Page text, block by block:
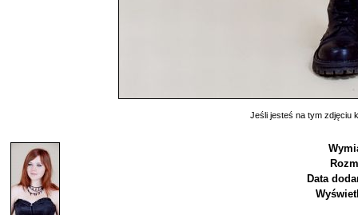
Jeśli jesteś na tym zdjęciu
Data